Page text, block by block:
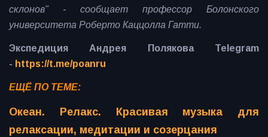
склонов" - сообщает профессор Болонского
университета Роберто Каццолла Гатти.
Экспедиция Андрея Полякова Telegram
- https://t.me/poanru
ЕЩЁ ПО ТЕМЕ:
Океан. Релакс. Красивая музыка для
релаксации, медитации и созерцания